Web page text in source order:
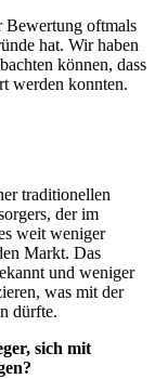
Bewertung oftmals
hat. Wir haben
können, dass
werden konnten.
traditionellen
der im
weit weniger
Markt. Das
und weniger
was mit der
dürfte.
sich mit